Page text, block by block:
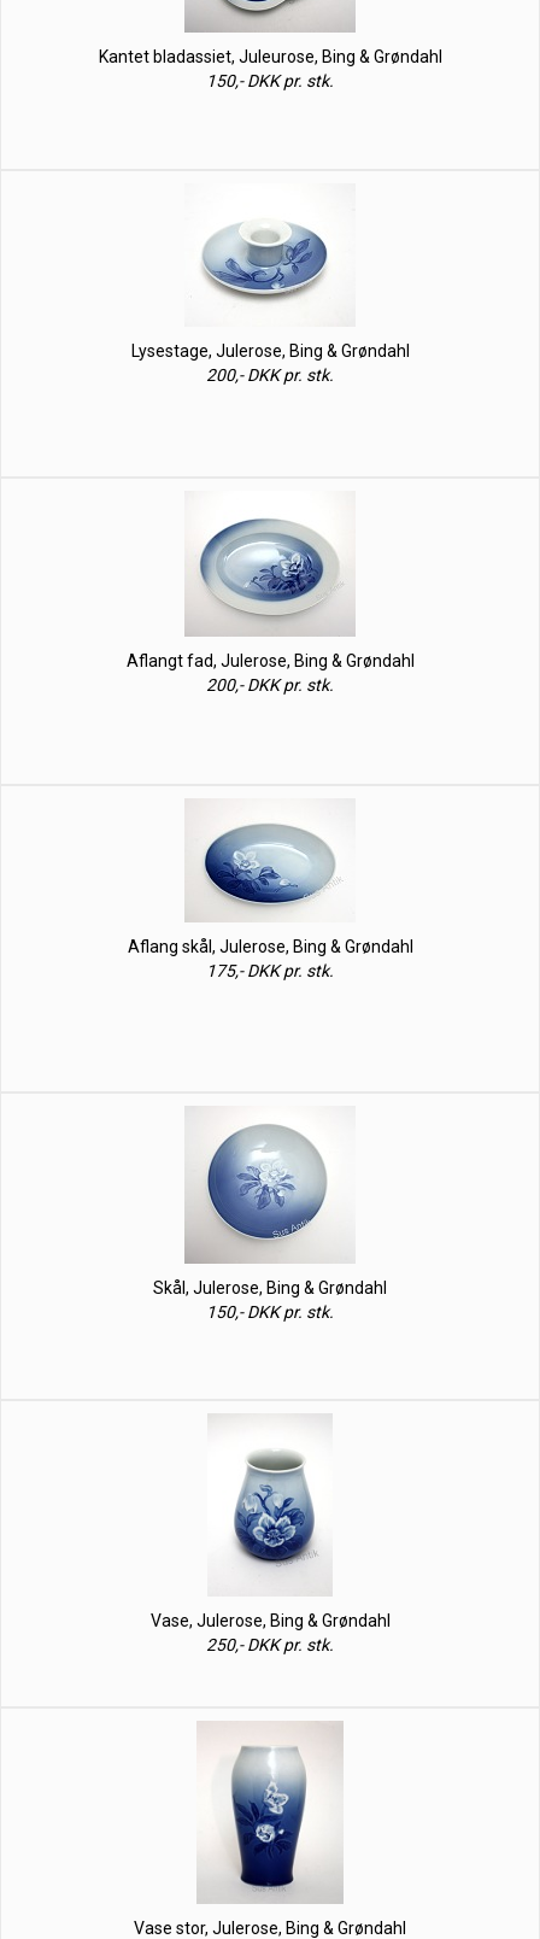
Kantet bladassiet, Juleurose, Bing & Grøndahl
150,- DKK pr. stk.
Lysestage, Julerose, Bing & Grøndahl
200,- DKK pr. stk.
Aflangt fad, Julerose, Bing & Grøndahl
200,- DKK pr. stk.
Aflang skål, Julerose, Bing & Grøndahl
175,- DKK pr. stk.
Skål, Julerose, Bing & Grøndahl
150,- DKK pr. stk.
Vase, Julerose, Bing & Grøndahl
250,- DKK pr. stk.
Vase stor, Julerose, Bing & Grøndahl